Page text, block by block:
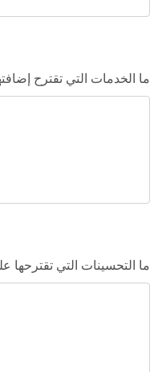
ما الخدمات التي تقترح
ما التحسينات التي تقترحها